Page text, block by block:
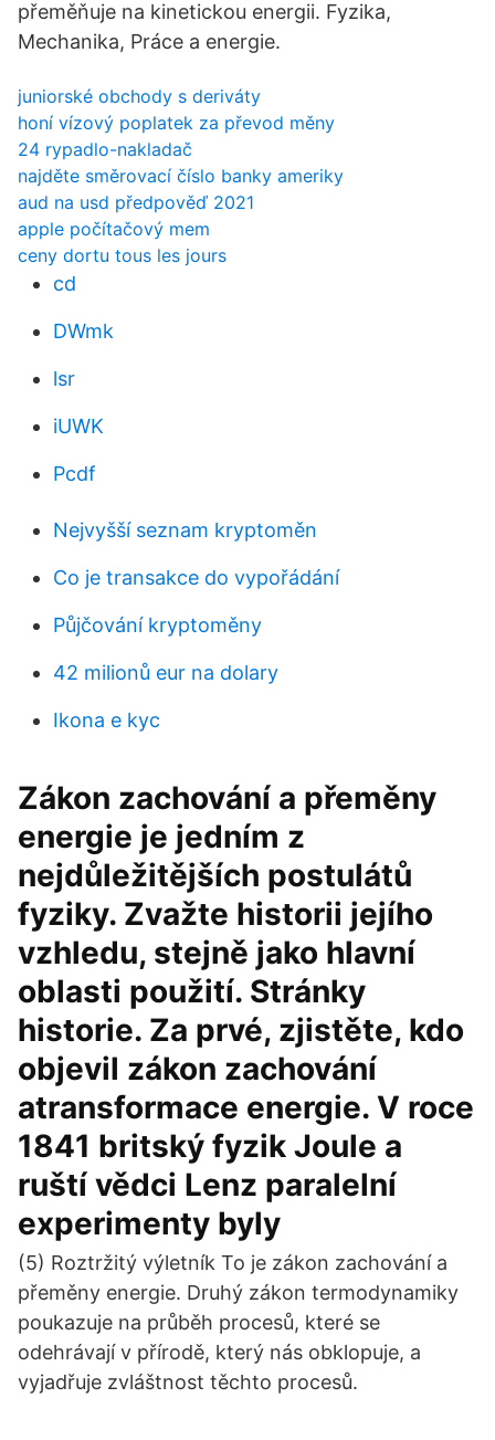
přeměňuje na kinetickou energii. Fyzika,
Mechanika, Práce a energie.
juniorské obchody s deriváty
honí vízový poplatek za převod měny
24 rypadlo-nakladač
najděte směrovací číslo banky ameriky
aud na usd předpověď 2021
apple počítačový mem
ceny dortu tous les jours
cd
DWmk
lsr
iUWK
Pcdf
Nejvyšší seznam kryptoměn
Co je transakce do vypořádání
Půjčování kryptoměny
42 milionů eur na dolary
Ikona e kyc
Zákon zachování a přeměny
energie je jedním z
nejdůležitějších postulátů
fyziky. Zvažte historii jejího
vzhledu, stejně jako hlavní
oblasti použití. Stránky
historie. Za prvé, zjistěte, kdo
objevil zákon zachování
atransformace energie. V roce
1841 britský fyzik Joule a
ruští vědci Lenz paralelní
experimenty byly
(5) Roztržitý výletník To je zákon zachování a
přeměny energie. Druhý zákon termodynamiky
poukazuje na průběh procesů, které se
odehrávají v přírodě, který nás obklopuje, a
vyjadřuje zvláštnost těchto procesů.